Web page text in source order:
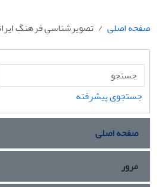
صفحه اصلی تصویرشناسیِ فرهنگِ
جستجوی پیشرفته
صفحه اصلی
مرور